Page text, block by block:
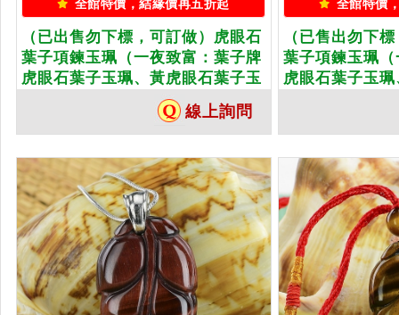
（已出售勿下標，可訂做）虎眼石
葉子項鍊玉珮（一夜致富：葉子牌
虎眼石葉子玉珮、黃虎眼石葉子玉
墜）。天然虎眼石黃虎眼石葉子，
LE117。客製化訂做各種虎眼石葉
子吊墜玉珮項鍊。★東方翡翠寶石
保證卡
線上詢問
（已售出勿下
葉子項鍊玉珮
虎眼石葉子玉
子吊墜玉珮項
保證卡